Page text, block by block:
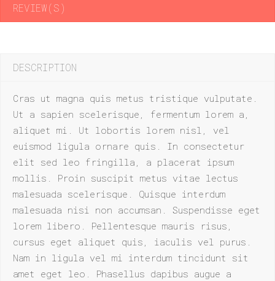
REVIEW(S)
DESCRIPTION
Cras ut magna quis metus tristique vulputate.
Ut a sapien scelerisque, fermentum lorem a,
aliquet mi. Ut lobortis lorem nisl, vel
euismod ligula ornare quis. In consectetur
elit sed leo fringilla, a placerat ipsum
mollis. Proin suscipit metus vitae lectus
malesuada scelerisque. Quisque interdum
malesuada nisi non accumsan. Suspendisse eget
lorem libero. Pellentesque mauris risus,
cursus eget aliquet quis, iaculis vel purus.
Nam in ligula vel mi interdum tincidunt sit
amet eget leo. Phasellus dapibus augue a